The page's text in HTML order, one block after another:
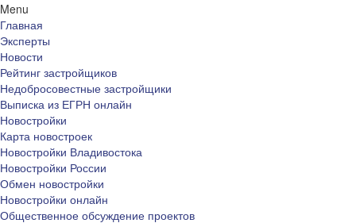
Menu
Главная
Эксперты
Новости
Рейтинг застройщиков
Недобросовестные застройщики
Выписка из ЕГРН онлайн
Новостройки
Карта новостроек
Новостройки Владивостока
Новостройки России
Обмен новостройки
Новостройки онлайн
Общественное обсуждение проектов